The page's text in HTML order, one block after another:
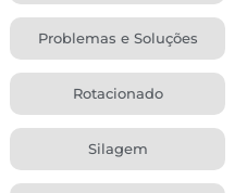
Problemas e Soluções
Rotacionado
Silagem